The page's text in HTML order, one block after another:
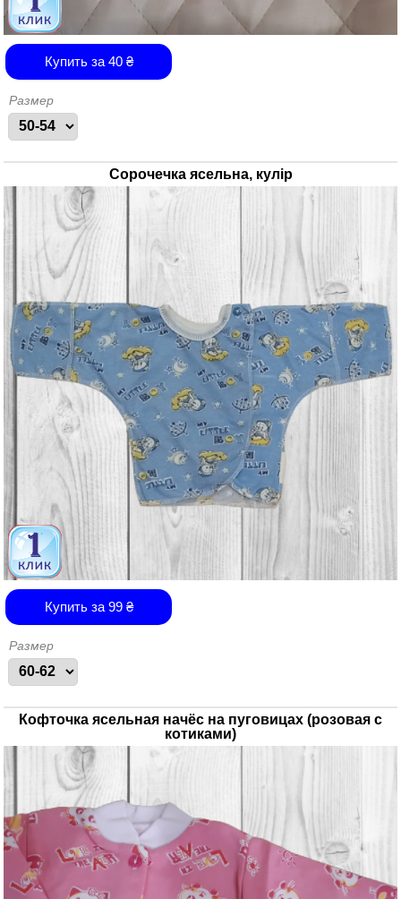
Купить за 40₴
Размер
Сорочечка ясельна, кулір
Купить за 99₴
Размер
Кофточка ясельная начёс на пуговицах (розовая с
котиками)